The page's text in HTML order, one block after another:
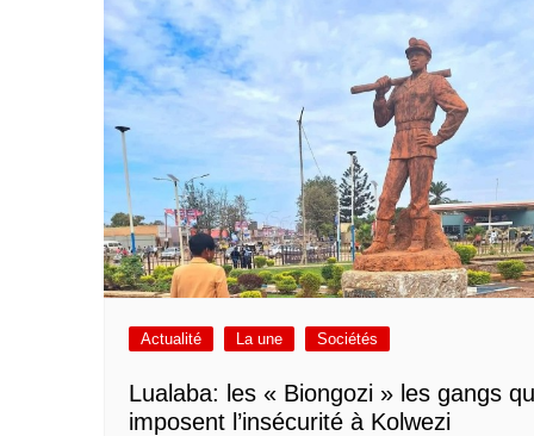
Actualité La une Sociétés
Lualaba: les « Biongozi » les gangs
imposent l’insécurité à Kolwezi